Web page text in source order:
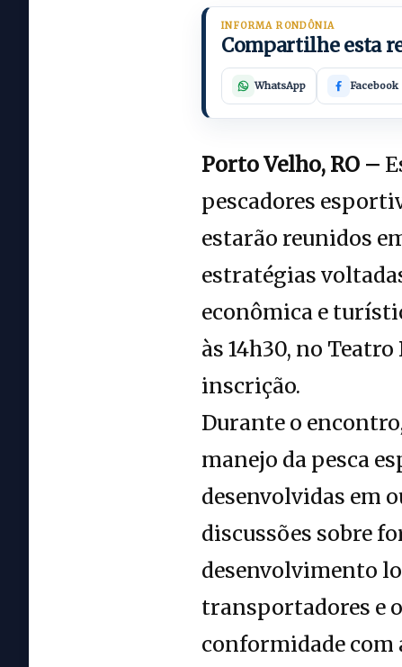
INFORMA RONDÔNIA
Compartilhe esta
WhatsApp Facebook
Porto Velho, RO –
pescadores
estarão reunidos
estratégias
econômica e
às 14h30, no
inscrição.
Durante o
manejo da pesca
desenvolvidas em
discussões sobre
desenvolvimento
transportadores e
conformidade com